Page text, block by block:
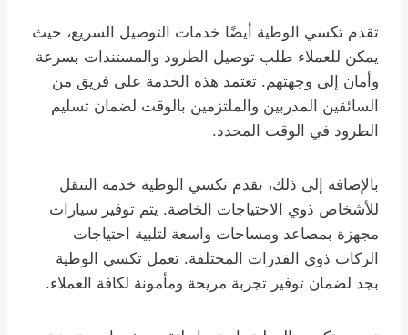
تقدم تكسي الوطية أيضًا خدمات التوصيل السريع، حيث
يمكن للعملاء طلب توصيل الطرود والمستندات بسرعة
وأمان إلى وجهتهم. تعتمد هذه الخدمة على فريق من
السائقين المدربين والملتزمين بالوقت لضمان تسليم
الطرود في الوقت المحدد.
بالإضافة إلى ذلك، تقدم تكسي الوطية خدمة التنقل
للأشخاص ذوي الاحتياجات الخاصة. يتم توفير سيارات
مجهزة بمصاعد ومساحات واسعة لتلبية احتياجات
الركاب ذوي القدرات المختلفة. تعمل تكسي الوطية
بجد لضمان توفير تجربة مريحة ومأمونة لكافة العملاء.